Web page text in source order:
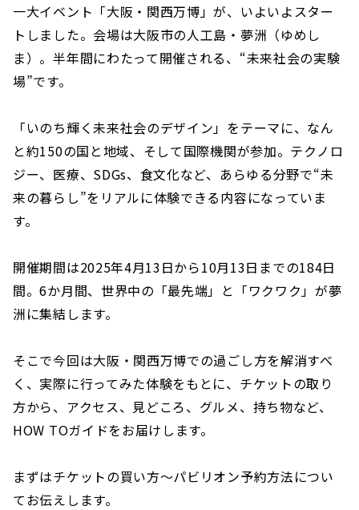
一大イベント「大阪・関西万博」が、いよいよスター
トしました。会場は大阪市の人工島・夢洲（ゆめし
ま）。半年間にわたって開催される、“未来社会の実験
場”です。
「いのち輝く未来社会のデザイン」をテーマに、なん
と約150の国と地域、そして国際機関が参加。テクノロ
ジー、医療、SDGs、食文化など、あらゆる分野で“未
来の暮らし”をリアルに体験できる内容になっていま
す。
開催期間は2025年4月13日から10月13日までの184日
間。6か月間、世界中の「最先端」と「ワクワク」が夢
洲に集結します。
そこで今回は大阪・関西万博での過ごし方を解消すべ
く、実際に行ってみた体験をもとに、チケットの取り
方から、アクセス、見どころ、グルメ、持ち物など、
HOW TOガイドをお届けします。
まずはチケットの買い方〜パビリオン予約方法につい
てお伝えします。